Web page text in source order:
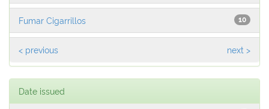
10
Fumar Cigarrillos
< previous next >
Date issued